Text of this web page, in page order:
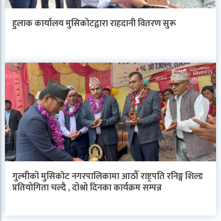
हुलाक कार्यालय मुसिकोटद्वारा राहदानी वितरण सुरू
गुल्मीको मुसिकोट नगरपालिकामा आठौँ राष्ट्रपति रनिङ्ग शिल्ड
प्रतियोगिता चल्दै , दोश्रो दिनका कार्यक्रम सम्पन्न